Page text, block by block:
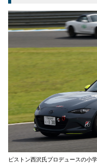
ピストン西沢氏プロデュースの小